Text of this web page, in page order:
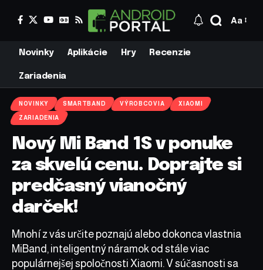
Aa
Novinky Aplikácie Hry Recenzie
Zariadenia
NOVINKY SMARTBAND VÝROBCOVIA XIAOMI
ZARIADENIA
Nový Mi Band 1S v ponuke
za skvelú cenu. Doprajte si
predčasný vianočný
darček!
Mnohí z vás určite poznajú alebo dokonca vlastnia
MiBand, inteligentný náramok od stále viac
populárnejšej spoločnosti Xiaomi. V súčasnosti sa